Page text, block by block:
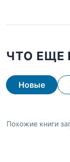
ЧТО
Новые
Похожие книги